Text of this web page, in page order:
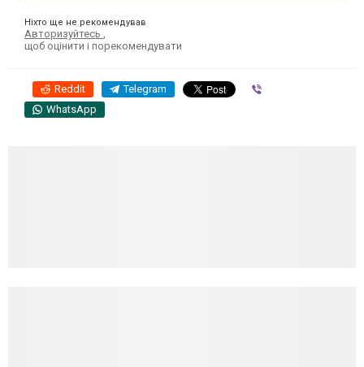
Ніхто ще не рекомендував
Авторизуйтесь ,
щоб оцінити і порекомендувати
Reddit Telegram
WhatsApp